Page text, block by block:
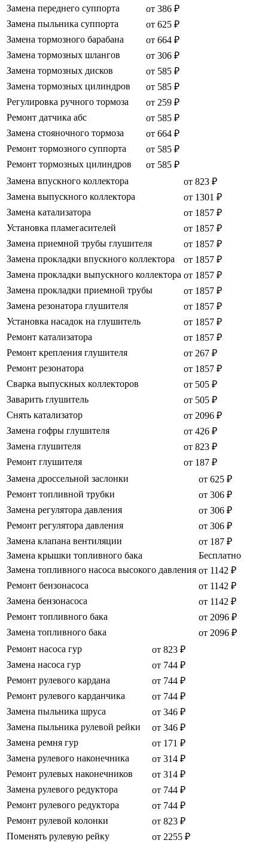
Замена переднего суппорта
от 386 ₽
Замена пыльника суппорта
от 625 ₽
Замена тормозного барабана
от 664 ₽
Замена тормозных шлангов
от 306 ₽
Замена тормозных дисков
от 585 ₽
Замена тормозных цилиндров
от 585 ₽
Регулировка ручного тормоза
от 259 ₽
Ремонт датчика абс
от 585 ₽
Замена стояночного тормоза
от 664 ₽
Ремонт тормозного суппорта
от 585 ₽
Ремонт тормозных цилиндров
от 585 ₽
Замена впускного коллектора
от 823 ₽
Замена выпускного коллектора
от 1301 ₽
Замена катализатора
от 1857 ₽
Установка пламегасителей
от 1857 ₽
Замена приемной трубы глушителя
от 1857 ₽
Замена прокладки впускного коллектора
от 1857 ₽
Замена прокладки выпускного коллектора от 1857 ₽
Замена прокладки приемной трубы
от 1857 ₽
Замена резонатора глушителя
от 1857 ₽
Установка насадок на глушитель
от 1857 ₽
Ремонт катализатора
от 1857 ₽
Ремонт крепления глушителя
от 267 ₽
Ремонт резонатора
от 1857 ₽
Сварка выпускных коллекторов
от 505 ₽
Заварить глушитель
от 505 ₽
Снять катализатор
от 2096 ₽
Замена гофры глушителя
от 426 ₽
Замена глушителя
от 823 ₽
Ремонт глушителя
от 187 ₽
Замена дроссельной заслонки
от 625 ₽
Ремонт топливной трубки
от 306 ₽
Замена регулятора давления
от 306 ₽
Ремонт регулятора давления
от 306 ₽
Замена клапана вентиляции
от 187 ₽
Замена крышки топливного бака
Бесплатно
Замена топливного насоса высокого давления от 1142 ₽
Ремонт бензонасоса
от 1142 ₽
Замена бензонасоса
от 1142 ₽
Ремонт топливного бака
от 2096 ₽
Замена топливного бака
от 2096 ₽
Ремонт насоса гур
от 823 ₽
Замена насоса гур
от 744 ₽
Ремонт рулевого кардана
от 744 ₽
Ремонт рулевого карданчика
от 744 ₽
Замена пыльника шруса
от 346 ₽
Замена пыльника рулевой рейки
от 346 ₽
Замена ремня гур
от 171 ₽
Замена рулевого наконечника
от 314 ₽
Ремонт рулевых наконечников
от 314 ₽
Замена рулевого редуктора
от 744 ₽
Ремонт рулевого редуктора
от 744 ₽
Ремонт рулевой колонки
от 823 ₽
Поменять рулевую рейку
от 2255 ₽